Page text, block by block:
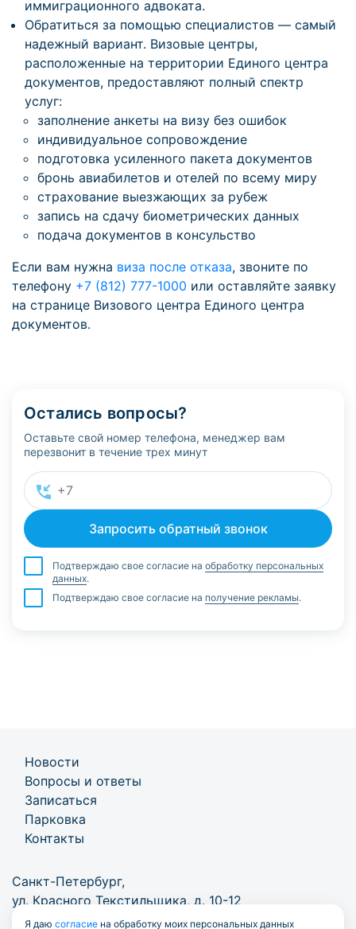
иммиграционного адвоката.
Обратиться за помощью специалистов — самый
надежный вариант. Визовые центры,
расположенные на территории Единого центра
документов, предоставляют полный спектр
услуг:
заполнение анкеты на визу без ошибок
индивидуальное сопровождение
подготовка усиленного пакета документов
бронь авиабилетов и отелей по всему миру
страхование выезжающих за рубеж
запись на сдачу биометрических данных
подача документов в консульство
Если вам нужна виза после отказа, звоните по
телефону +7 (812) 777-1000 или оставляйте заявку
на странице Визового центра Единого центра
документов.
Остались вопросы?
Оставьте свой номер телефона, менеджер вам
перезвонит в течение трех минут
Подтверждаю свое согласие на обработку персональных
данных.
Подтверждаю свое согласие на получение рекламы.
Новости
Вопросы и ответы
Записаться
Парковка
Контакты
Санкт-Петербург,
ул. Красного Текстильщика, д. 10-12
Я даю согласие на обработку моих персональных данных